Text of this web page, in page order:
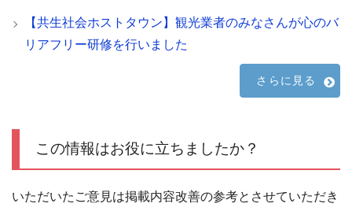
【共生社会ホストタウン】観光業者のみなさんが心のバ
リアフリー研修を行いました
さらに見る
この情報はお役に立ちましたか？
いただいたご意見は掲載内容改善の参考とさせていただき